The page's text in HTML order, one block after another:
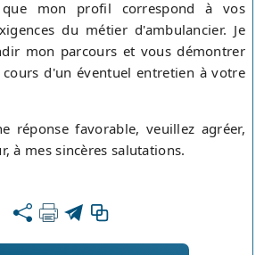
mon profil correspond à vos
du métier d'ambulancier. Je
mon parcours et vous démontrer
d'un éventuel entretien à votre
réponse favorable, veuillez agréer,
à mes sincères salutations.